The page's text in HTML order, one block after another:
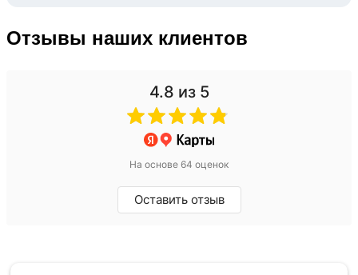
Отзывы наших клиентов
4.8 из 5
На основе 64 оценок
Оставить отзыв